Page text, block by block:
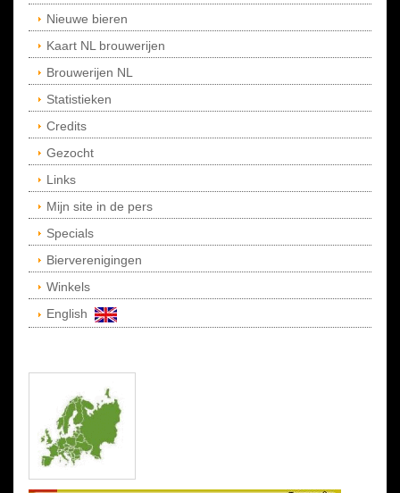
Nieuwe bieren
Kaart NL brouwerijen
Brouwerijen NL
Statistieken
Credits
Gezocht
Links
Mijn site in de pers
Specials
Bierverenigingen
Winkels
English